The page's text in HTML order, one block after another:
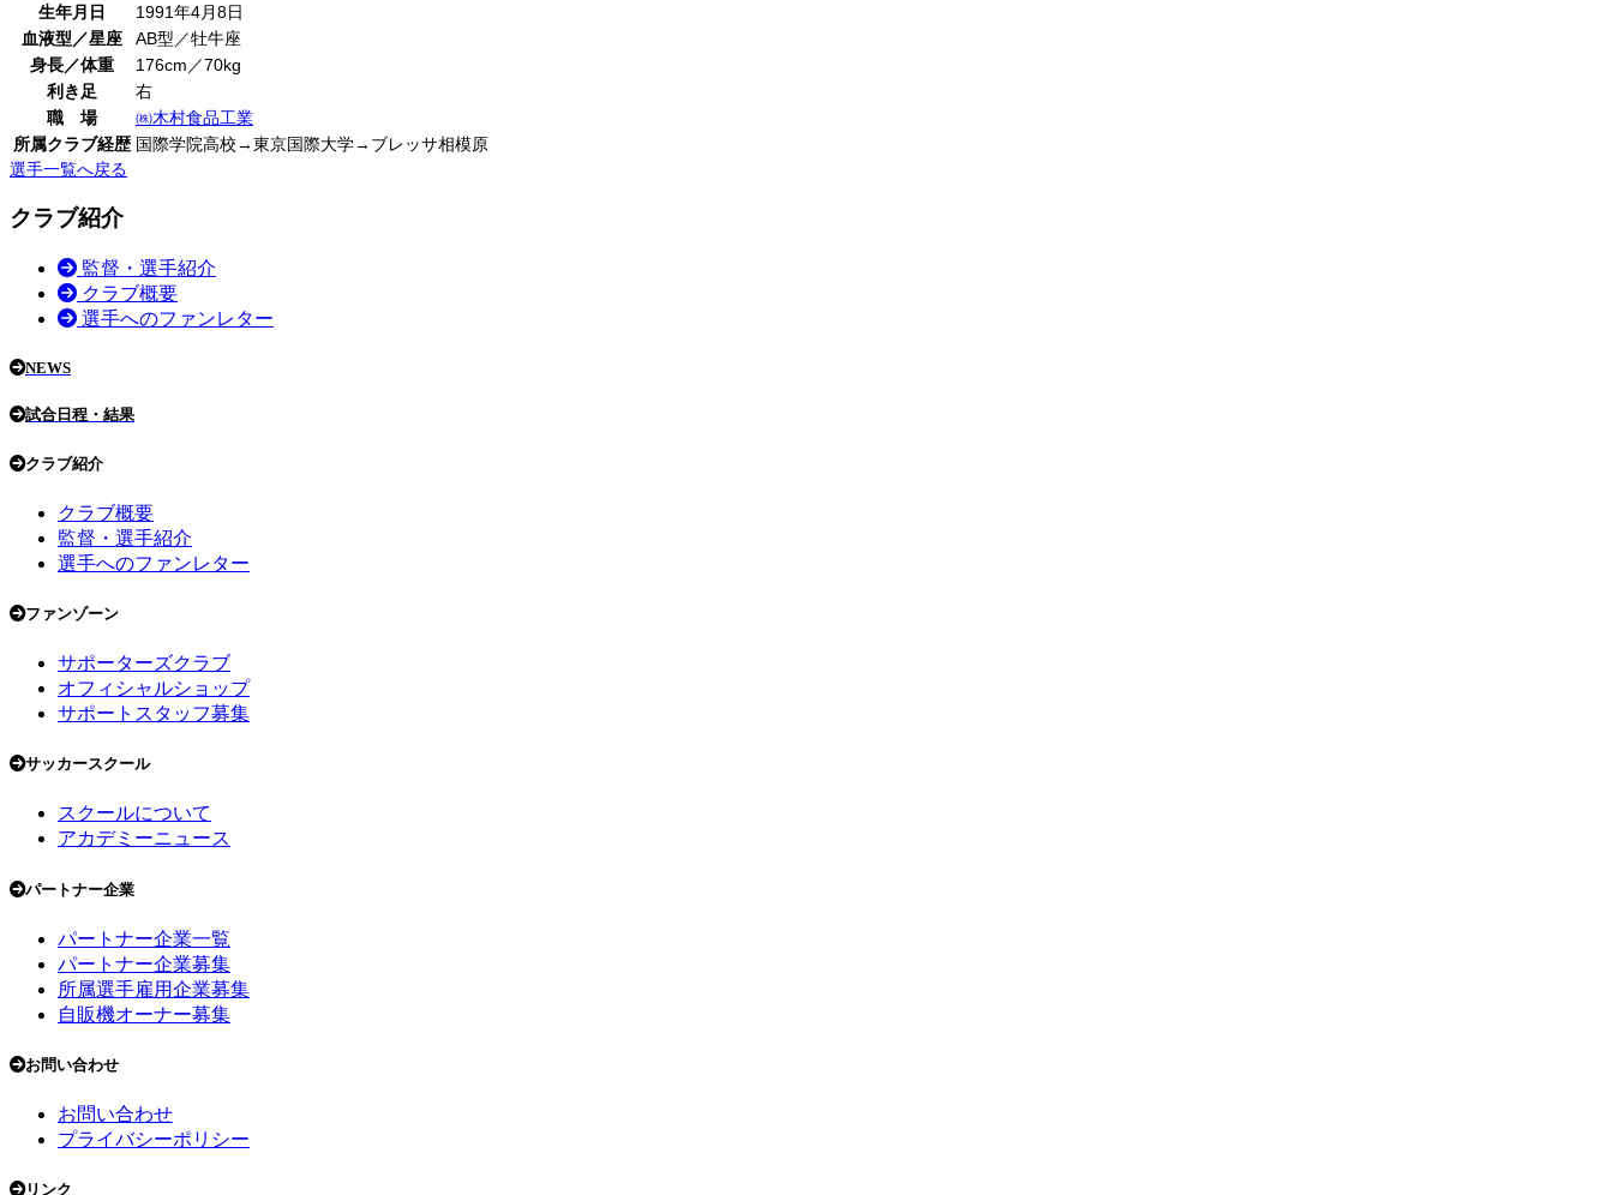
生年月日
1991年4月8日
血液型／星座
AB型／牡牛座
身長／体重
176cm／70kg
利き足
右
職 場
㈱木村食品工業
所属クラブ経歴 国際学院高校→東京国際大学→ブレッサ相模原
選手一覧へ戻る
クラブ紹介
監督・選手紹介
クラブ概要
選手へのファンレター
NEWS
試合日程・結果
クラブ紹介
クラブ概要
監督・選手紹介
選手へのファンレター
ファンゾーン
サポーターズクラブ
オフィシャルショップ
サポートスタッフ募集
サッカースクール
スクールについて
アカデミーニュース
パートナー企業
パートナー企業一覧
パートナー企業募集
所属選手雇用企業募集
自販機オーナー募集
お問い合わせ
お問い合わせ
プライバシーポリシー
リンク